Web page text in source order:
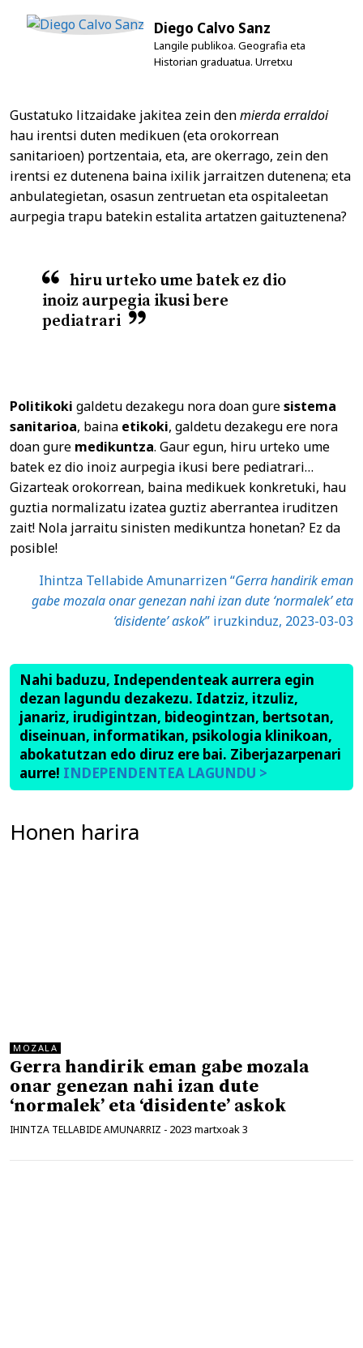
Diego Calvo Sanz
Langile publikoa. Geografia eta
Historian graduatua. Urretxu
Gustatuko litzaidake jakitea zein denmierda erraldoi
hau irentsi duten medikuen (eta orokorrean
sanitarioen) portzentaia, eta, are okerrago, zein den
irentsi ez dutenena baina ixilik jarraitzen dutenena; eta
anbulategietan, osasun zentruetan eta ospitaleetan
aurpegia trapu batekin estalita artatzen gaituztenena?
hiru urteko ume batek ez dio
inoiz aurpegia ikusi bere
pediatrari
Politikoki galdetu dezakegu nora doan guresistema
sanitarioa, baina etikoki, galdetu dezakegu ere nora
doan gure medikuntza. Gaur egun, hiru urteko ume
batek ez dio inoiz aurpegia ikusi bere pediatrari…
Gizarteak orokorrean, baina medikuek konkretuki, hau
guztia normalizatu izatea guztiz aberrantea iruditzen
zait! Nola jarraitu sinisten medikuntza honetan? Ez da
posible!
Ihintza Tellabide Amunarrizen “Gerra handirik eman
gabe mozala onar genezan nahi izan dute ‘normalek’ eta
‘disidente’askok” iruzkinduz, 2023-03-03
Nahi baduzu, Independenteak aurrera egin
dezan lagundu dezakezu. Idatziz, itzuliz,
janariz, irudigintzan, bideogintzan, bertsotan,
diseinuan, informatikan, psikologia klinikoan,
abokatutzan edo diruz ere bai. Ziberjazarpenari
aurre! INDEPENDENTEA LAGUNDU >
Honen harira
MOZALA
Gerra handirik eman gabe mozala
onar genezan nahi izan dute
‘normalek’ eta ‘disidente’ askok
IHINTZA TELLABIDE AMUNARRIZ - 2023 martxoak 3